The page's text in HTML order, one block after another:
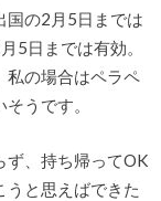
国の2月5日までは
5日までは有効。
私の場合はペラペ
うです。
ず、持ち帰ってOK
うと思えばできた